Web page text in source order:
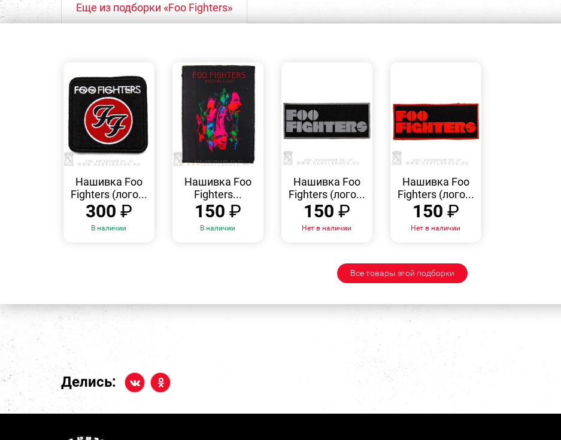
Еще из подборки «Foo Fighters»
ПРОСМОТР
Нашивка Foo
Fighters (лого...
300 ₽
В наличии
ПРОСМОТР
Нашивка Foo
Fighters...
150 ₽
В наличии
ПРОСМОТР
Нашивка Foo
Fighters (лого...
150 ₽
Нет в наличии
ПРОСМОТР
Нашивка Foo
Fighters (лого...
150 ₽
Нет в наличии
Все товары этой подборки
Делись: